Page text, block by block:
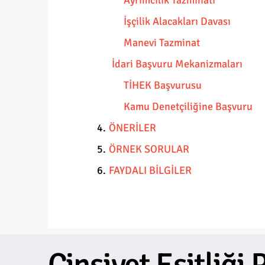
İşçilik Alacakları Davası
Manevi Tazminat
İdari Başvuru Mekanizmaları
TİHEK Başvurusu
Kamu Denetçiliğine Başvuru
4. ÖNERİLER
5. ÖRNEK SORULAR
6. FAYDALI BİLGİLER